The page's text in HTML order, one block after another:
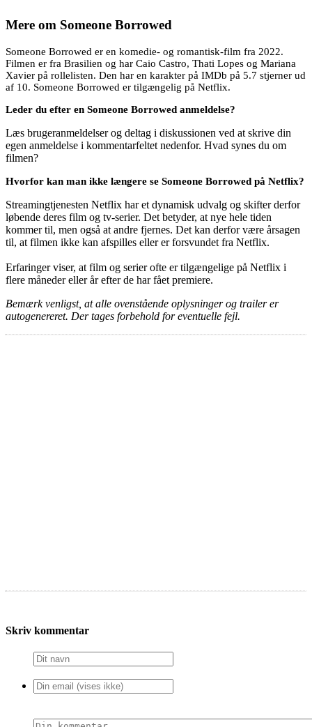
Mere om Someone Borrowed
Someone Borrowed er en komedie- og romantisk-film fra 2022.
Filmen er fra Brasilien og har Caio Castro, Thati Lopes og Mariana
Xavier på rollelisten. Den har en karakter på IMDb på 5.7 stjerner ud
af 10. Someone Borrowed er tilgængelig på Netflix.
Leder du efter en Someone Borrowed anmeldelse?
Læs brugeranmeldelser og deltag i diskussionen ved at skrive din
egen anmeldelse i kommentarfeltet nedenfor. Hvad synes du om
filmen?
Hvorfor kan man ikke længere se Someone Borrowed på Netflix?
Streamingtjenesten Netflix har et dynamisk udvalg og skifter derfor
løbende deres film og tv-serier. Det betyder, at nye hele tiden
kommer til, men også at andre fjernes. Det kan derfor være årsagen
til, at filmen ikke kan afspilles eller er forsvundet fra Netflix.
Erfaringer viser, at film og serier ofte er tilgængelige på Netflix i
flere måneder eller år efter de har fået premiere.
Bemærk venligst, at alle ovenstående oplysninger og trailer er
autogenereret. Der tages forbehold for eventuelle fejl.
Skriv kommentar